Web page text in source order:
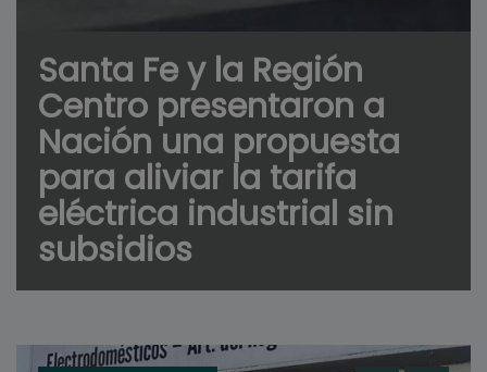
Santa Fe y la Región
Centro presentaron a
Nación una propuesta
para aliviar la tarifa
eléctrica industrial sin
subsidios